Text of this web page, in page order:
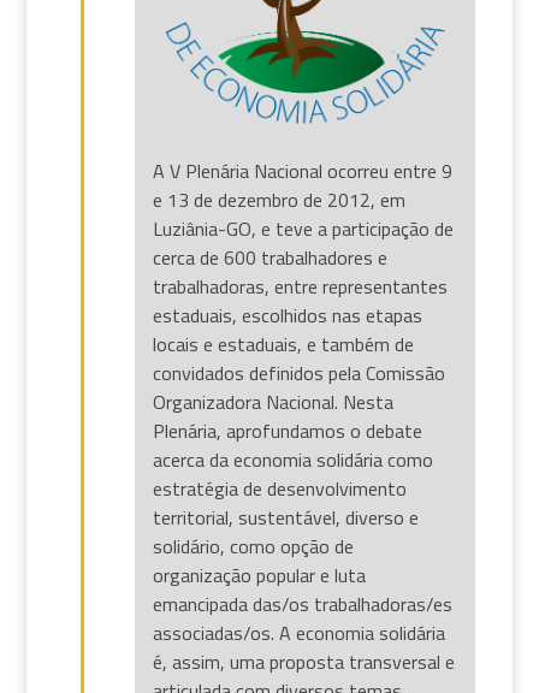
A V Plenária Nacional ocorreu entre 9
e 13 de dezembro de 2012, em
Luziânia-GO, e teve a participação de
cerca de 600 trabalhadores e
trabalhadoras, entre representantes
estaduais, escolhidos nas etapas
locais e estaduais, e também de
convidados definidos pela Comissão
Organizadora Nacional. Nesta
Plenária, aprofundamos o debate
acerca da economia solidária como
estratégia de desenvolvimento
territorial, sustentável, diverso e
solidário, como opção de
organização popular e luta
emancipada das/os trabalhadoras/es
associadas/os. A economia solidária
é, assim, uma proposta transversal e